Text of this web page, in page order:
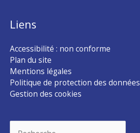
Liens
Accessibilité : non conforme
Plan du site
Mentions légales
Politique de protection des données
Gestion des cookies